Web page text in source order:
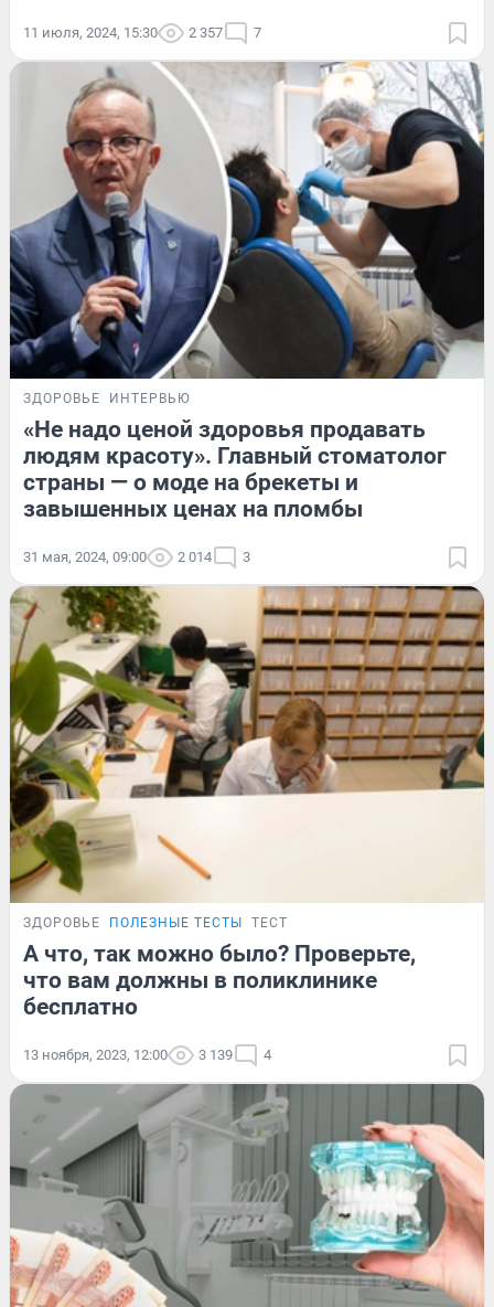
11 июля, 2024, 15:30 2 357 7
ЗДОРОВЬЕ ИНТЕРВЬЮ
«Не надо ценой здоровья продавать
людям красоту». Главный стоматолог
страны — о моде на брекеты и
завышенных ценах на пломбы
31 мая, 2024, 09:00 2 014 3
ЗДОРОВЬЕ ПОЛЕЗНЫЕ ТЕСТЫ ТЕСТ
А что, так можно было? Проверьте,
что вам должны в поликлинике
бесплатно
13 ноября, 2023, 12:00 3 139 4